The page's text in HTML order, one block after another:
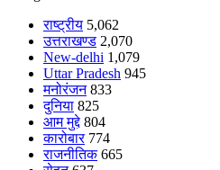
राष्ट्रीय 5,062
उत्तराखण्ड 2,070
New-delhi 1,079
Uttar Pradesh 945
मनोरंजन 833
दुनिया 825
आम मुद्दे 804
कारोबार 774
राजनीतिक 665